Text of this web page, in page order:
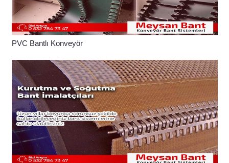
PVC Bantlı Konveyör